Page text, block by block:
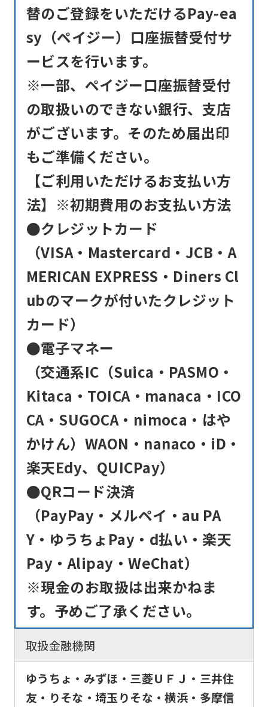
替のご登録をいただけるPay-ea
sy（ペイジー）口座振替受付サ
ービスを行います。
※一部、ペイジー口座振替受付
の取扱いのできない銀行、支店
がございます。そのため届出印
もご準備ください。
【ご利用いただけるお支払い方
法】※初期費用のお支払い方法
●クレジットカード
（VISA・Mastercard・JCB・A
MERICAN EXPRESS・Diners Cl
ubのマークが付いたクレジット
カード）
●電子マネー
（交通系IC（Suica・PASMO・
Kitaca・TOICA・manaca・ICO
CA・SUGOCA・nimoca・はや
かけん）WAON・nanaco・iD・
楽天Edy、QUICPay）
●QRコード決済
（PayPay・メルペイ・au PA
Y・ゆうちょPay・d払い・楽天
Pay・Alipay・WeChat）
※現金のお取扱は出来かねま
す。予めご了承ください。
取扱金融機関
ゆうちょ・みずほ・三菱ＵＦＪ・三井住
友・りそな・埼玉りそな・横浜・多摩信